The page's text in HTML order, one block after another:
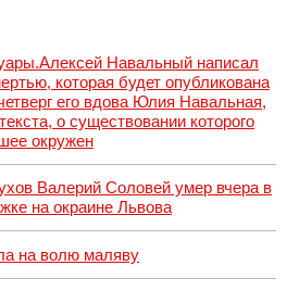
Навальный написал
которая будет опубликована
его вдова Юлия Навальная,
о существовании которого
окружен
Валерий Соловей умер вчера в
на окраине Львова
на волю маляву